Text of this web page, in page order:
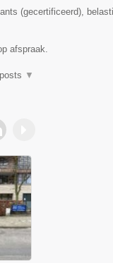
(gecertificeerd),
afspraak.
▼